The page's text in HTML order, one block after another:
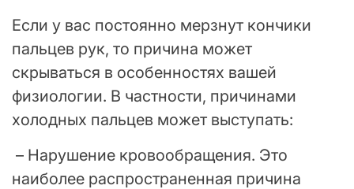
Если у вас постоянно мерзнут кончики
пальцев рук, то причина может
скрываться в особенностях вашей
физиологии. В частности, причинами
холодных пальцев может выступать:
– Нарушение кровообращения. Это
наиболее распространенная причина